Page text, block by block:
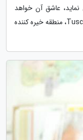
عاشق آن خواهد
شد. شهرهای بسیار زیبای منطقه توسکانی Tuscany، منطقه خیره کننده